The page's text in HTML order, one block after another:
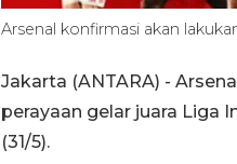
Arsenal konfirmasi akan
Jakarta (ANTARA) -
perayaan gelar juara Liga
(31/5).